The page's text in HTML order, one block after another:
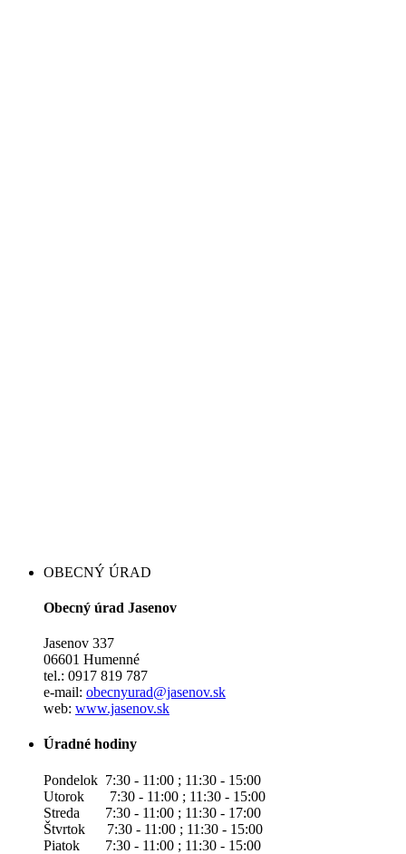
OBECNÝ ÚRAD
Obecný úrad Jasenov
Jasenov 337
06601 Humenné
tel.: 0917 819 787
e-mail: obecnyurad@jasenov.sk
web: www.jasenov.sk
Úradné hodiny
Pondelok 7:30 - 11:00 ; 11:30 - 15:00
Utorok 7:30 - 11:00 ; 11:30 - 15:00
Streda 7:30 - 11:00 ; 11:30 - 17:00
Štvrtok 7:30 - 11:00 ; 11:30 - 15:00
Piatok 7:30 - 11:00 ; 11:30 - 15:00